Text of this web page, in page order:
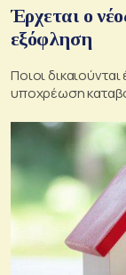
Έρχεται ο
εξόφληση
Ποιοι
υποχρέωση